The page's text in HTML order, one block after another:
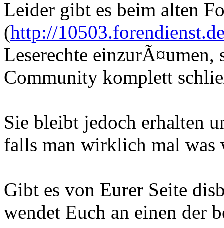
Leider gibt es beim alten
(http://
Leserechte
Community komplett
Sie bleibt jedoch erhalten
falls man wirklich mal was
Gibt es von Eurer Seite
wendet Euch an einen der